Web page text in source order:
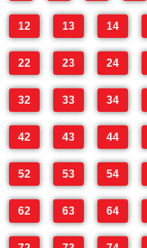
12 13 14
22 23 24
32 33 34
42 43 44
52 53 54
62 63 64